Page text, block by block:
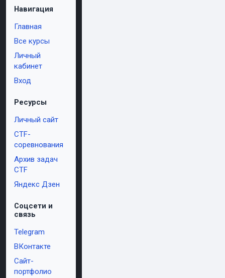
Навигация
Главная
Все курсы
Личный
кабинет
Вход
Ресурсы
Личный сайт
CTF-
соревнования
Архив задач
CTF
Яндекс Дзен
Соцсети и
связь
Telegram
ВКонтакте
Сайт-
портфолио